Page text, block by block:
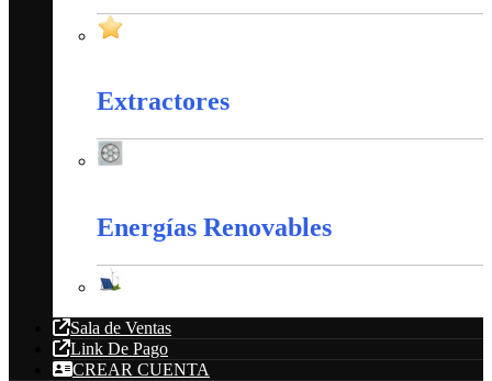
Extractores
Energías Renovables
Sala de Ventas
Link De Pago
CREAR CUENTA